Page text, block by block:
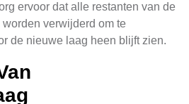
ervoor dat alle restanten van de
verwijderd om te
de nieuwe laag heen blijft zien.